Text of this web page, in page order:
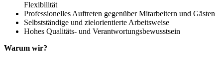
Flexibilität
Professionelles Auftreten gegenüber Mitarbeitern und Gästen
Selbstständige und zielorientierte Arbeitsweise
Hohes Qualitäts- und Verantwortungsbewusstsein
Warum wir?